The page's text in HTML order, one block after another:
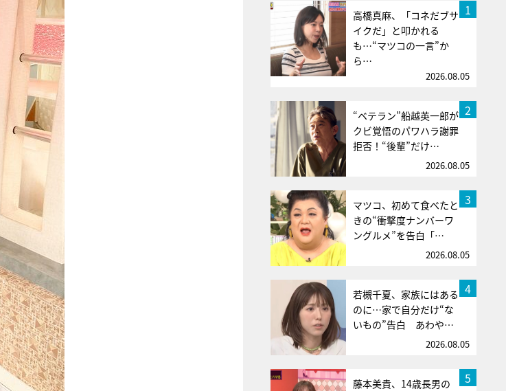
1
高橋真麻、「コネだブサ
イクだ」と叩かれる
も…“マツコの一言”か
ら…
2026.08.05
2
“ベテラン”船越英一郎が
クビ覚悟のパワハラ謝罪
拒否！“後輩”だけ…
2026.08.05
3
マツコ、初めて食べたと
きの“衝撃度ナンバーワ
ングルメ”を告白「…
2026.08.05
4
若槻千夏、家族にはある
のに…家で自分だけ“な
いもの”告白 あわや…
2026.08.05
5
藤本美貴、14歳長男の